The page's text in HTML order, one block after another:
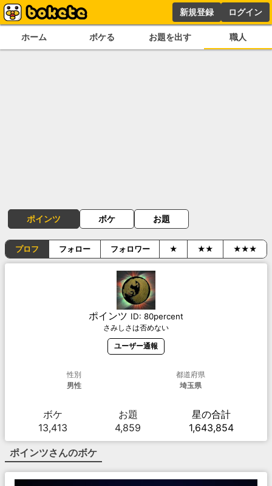
新規登録 ログイン
ホーム ボケる お題を出す 職人
ポインツ ボケ お題
プロフ フォロー フォロワー ★ ★★ ★★★
ポインツ ID: 80percent
さみしさは否めない
ユーザー通報
性別
男性
都道府県
埼玉県
ボケ
13,413
お題
4,859
星の合計
1,643,854
ポインツさんのボケ